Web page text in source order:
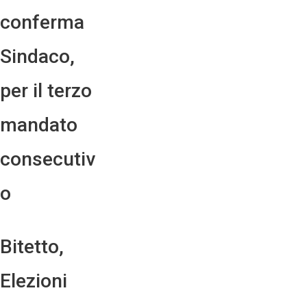
conferma
Sindaco,
per il terzo
mandato
consecutiv
o
Bitetto,
Elezioni